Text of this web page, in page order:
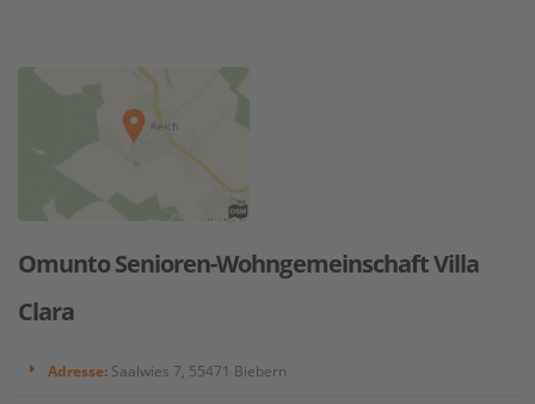
Omunto Senioren-Wohngemeinschaft Villa
Clara
Adresse: Saalwies 7, 55471 Biebern